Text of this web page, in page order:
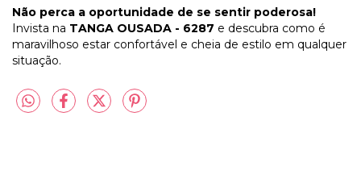
Não perca a oportunidade de se sentir poderosa!
Invista na TANGA OUSADA - 6287 e descubra como é
maravilhoso estar confortável e cheia de estilo em qualquer
situação.